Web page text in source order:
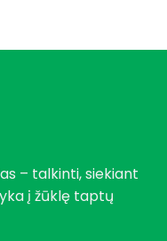
– talkinti, siekiant
į žūklę taptų